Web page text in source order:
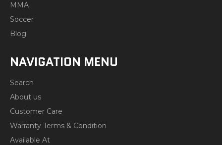
MMA
Soccer
Blog
NAVIGATION MENU
Search
About us
Customer Care
Warranty Terms & Condition
Available At